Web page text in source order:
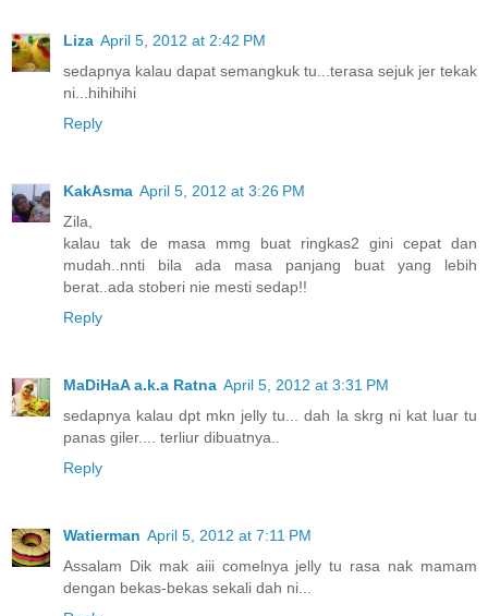
Liza April 5, 2012 at 2:42 PM
sedapnya kalau dapat semangkuk tu...terasa sejuk jer tekak
ni...hihihihi
Reply
KakAsma April 5, 2012 at 3:26 PM
Zila,
kalau tak de masa mmg buat ringkas2 gini cepat dan
mudah..nnti bila ada masa panjang buat yang lebih
berat..ada stoberi nie mesti sedap!!
Reply
MaDiHaA a.k.a Ratna April 5, 2012 at 3:31 PM
sedapnya kalau dpt mkn jelly tu... dah la skrg ni kat luar tu
panas giler.... terliur dibuatnya..
Reply
Watierman April 5, 2012 at 7:11 PM
Assalam Dik mak aiii comelnya jelly tu rasa nak mamam
dengan bekas-bekas sekali dah ni...